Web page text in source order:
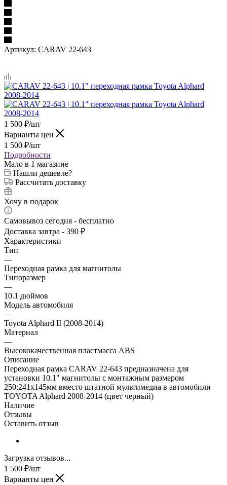
Артикул: CARAV 22-643
1 500 ₽/шт
Варианты цен
1 500 ₽/шт
Подробности
Мало в 1 магазине
Нашли дешевле?
Рассчитать доставку
Хочу в подарок
Самовывоз сегодня - бесплатно
Доставка завтра - 390 ₽
Характеристики
Тип
—
Переходная рамка для магнитолы
Типоразмер
—
10.1 дюймов
Модель автомобиля
—
Toyota Alphard II (2008-2014)
Материал
—
Высококачественная пластмасса ABS
Описание
Переходная рамка CARAV 22-643 предназначена для
установки 10.1" магнитолы с монтажным размером
250:241х145мм вместо штатной мультимедиа в автомобили
TOYOTA Alphard 2008-2014 (цвет черный)
Наличие
Отзывы
Оставить отзыв
Загрузка отзывов...
1 500 ₽/шт
Варианты цен